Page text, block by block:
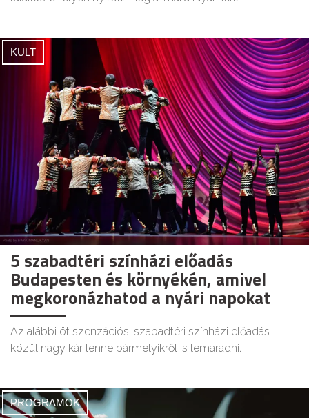
KULT
5 szabadtéri színházi előadás
Budapesten és környékén, amivel
megkoronázhatod a nyári napokat
Az alábbi öt szenzációs, szabadtéri színházi előadás
közül nagy kár lenne bármelyikről is lemaradni.
PROGRAMOK